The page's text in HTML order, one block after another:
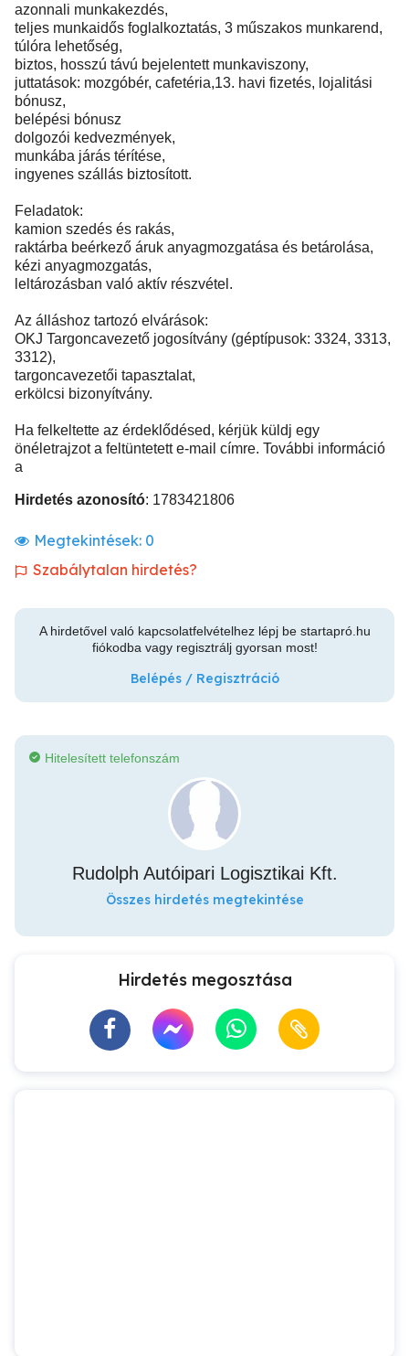
azonnali munkakezdés,
teljes munkaidős foglalkoztatás, 3 műszakos munkarend,
túlóra lehetőség,
biztos, hosszú távú bejelentett munkaviszony,
juttatások: mozgóbér, cafetéria,13. havi fizetés, lojalitási
bónusz,
belépési bónusz
dolgozói kedvezmények,
munkába járás térítése,
ingyenes szállás biztosított.
Feladatok:
kamion szedés és rakás,
raktárba beérkező áruk anyagmozgatása és betárolása,
kézi anyagmozgatás,
leltározásban való aktív részvétel.
Az álláshoz tartozó elvárások:
OKJ Targoncavezető jogosítvány (géptípusok: 3324, 3313,
3312),
targoncavezetői tapasztalat,
erkölcsi bizonyítvány.
Ha felkeltette az érdeklődésed, kérjük küldj egy
önéletrajzot a feltüntetett e-mail címre. További információ
a
Hirdetés azonosító: 1783421806
Megtekintések: 0
Szabálytalan hirdetés?
A hirdetővel való kapcsolatfelvételhez lépj be startapró.hu
fiókodba vagy regisztrálj gyorsan most!
Belépés / Regisztráció
Hitelesített telefonszám
Rudolph Autóipari Logisztikai Kft.
Összes hirdetés megtekintése
Hirdetés megosztása